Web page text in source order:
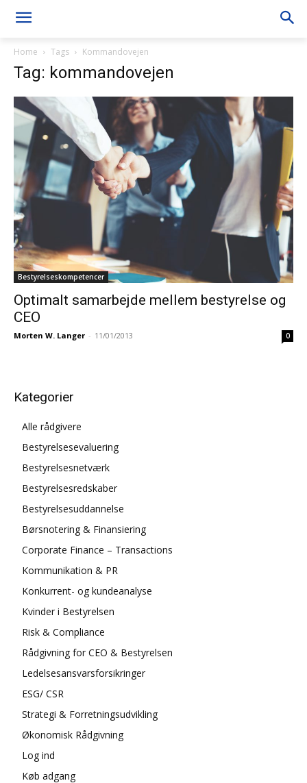
Home Tags Kommandovejen
Tag: kommandovejen
Bestyrelseskompetencer
Optimalt samarbejde mellem bestyrelse og
CEO
Morten W. Langer - 11/01/2013 0
Kategorier
Alle rådgivere
Bestyrelsesevaluering
Bestyrelsesnetværk
Bestyrelsesredskaber
Bestyrelsesuddannelse
Børsnotering & Finansiering
Corporate Finance – Transactions
Kommunikation & PR
Konkurrent- og kundeanalyse
Kvinder i Bestyrelsen
Risk & Compliance
Rådgivning for CEO & Bestyrelsen
Ledelsesansvarsforsikringer
ESG/ CSR
Strategi & Forretningsudvikling
Økonomisk Rådgivning
Log ind
Køb adgang